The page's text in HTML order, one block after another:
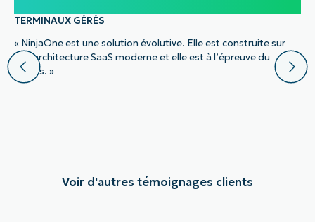
TERMINAUX GÉRÉS
« NinjaOne est une solution évolutive. Elle est construite sur
une architecture SaaS moderne et elle est à l’épreuve du
temps. »
Voir d'autres témoignages clients